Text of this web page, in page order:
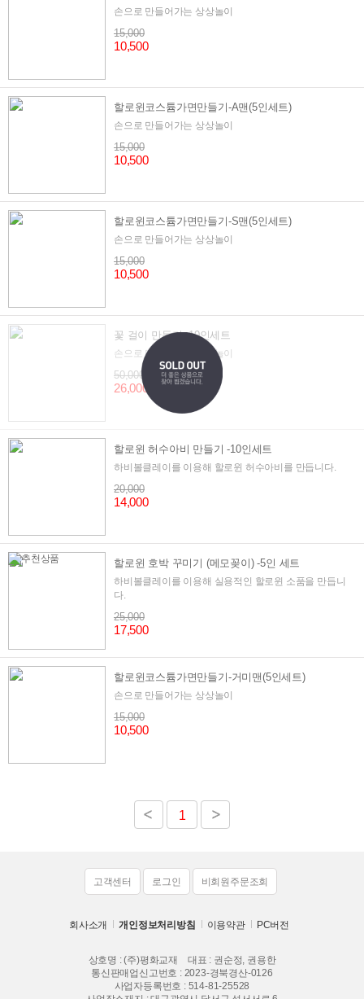
손으로 만들어가는 상상놀이
15,000
10,500
할로윈코스튬가면만들기-A맨(5인세트)
손으로 만들어가는 상상놀이
15,000
10,500
할로윈코스튬가면만들기-S맨(5인세트)
손으로 만들어가는 상상놀이
15,000
10,500
꽃 걸이 만들기 -10인세트
손으로 만들어가는 상상놀이
50,000
26,000
할로윈 허수아비 만들기 -10인세트
하비볼클레이를 이용해 할로윈 허수아비를 만듭니다.
20,000
14,000
할로윈 호박 꾸미기 (메모꽂이) -5인 세트
하비볼클레이를 이용해 실용적인 할로윈 소품을 만듭니
다.
25,000
17,500
할로윈코스튬가면만들기-거미맨(5인세트)
손으로 만들어가는 상상놀이
15,000
10,500
1
고객센터 로그인 비회원주문조회
회사소개 개인정보처리방침 이용약관 PC버전
상호명 : (주)평화교재
대표 : 권순정, 권용한
통신판매업신고번호 : 2023-경북경산-0126
사업자등록번호 : 514-81-25528